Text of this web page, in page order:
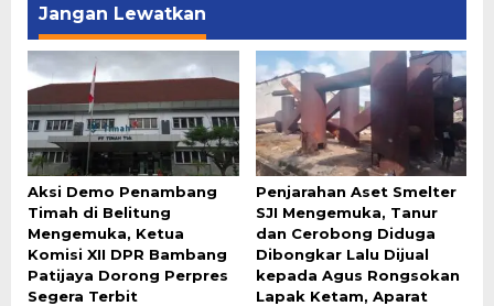
Jangan Lewatkan
Aksi Demo Penambang
Timah di Belitung
Mengemuka, Ketua
Komisi XII DPR Bambang
Patijaya Dorong Perpres
Segera Terbit
Penjarahan Aset Smelter
SJI Mengemuka, Tanur
dan Cerobong Diduga
Dibongkar Lalu Dijual
kepada Agus Rongsokan
Lapak Ketam, Aparat